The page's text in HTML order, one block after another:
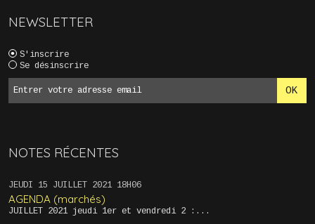
NEWSLETTER
S'inscrire
Se désinscrire
NOTES RÉCENTES
JEUDI 15 JUILLET 2021 18H06
AGENDA (marchés)
JUILLET 2021 jeudi 1er et vendredi 2 :...